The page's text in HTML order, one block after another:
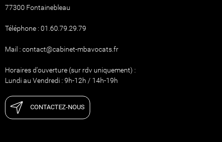
77300 Fontainebleau
Téléphone : 01.60.79.29.79
Mail : contact@cabinet-mbavocats.fr
Horaires d'ouverture (sur rdv uniquement) :
Lundi au Vendredi : 9h-12h / 14h-19h
CONTACTEZ-NOUS